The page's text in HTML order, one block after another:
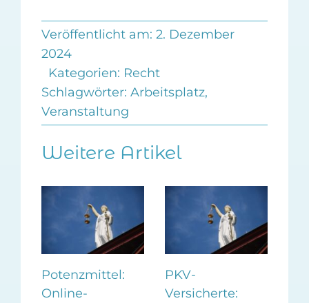
Veröffentlicht am: 2. Dezember
2024
Kategorien: Recht
Schlagwörter: Arbeitsplatz,
Veranstaltung
Weitere Artikel
Potenzmittel:
Online-
PKV-
Versicherte: